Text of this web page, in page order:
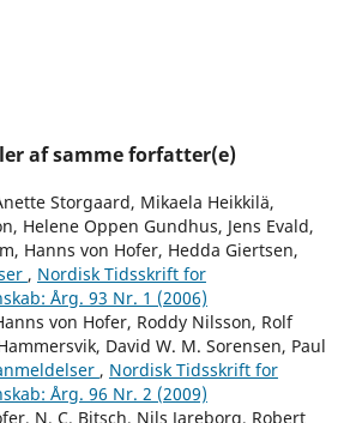
af samme forfatter(e)
Storgaard, Mikaela Heikkilä,
Helene Oppen Gundhus, Jens Evald,
Hanns von Hofer, Hedda Giertsen,
, Nordisk Tidsskrift for
Årg. 93 Nr. 1 (2006)
von Hofer, Roddy Nilsson, Rolf
David W. M. Sorensen, Paul
, Nordisk Tidsskrift for
Årg. 96 Nr. 2 (2009)
N. C. Bitsch, Nils Jareborg, Robert